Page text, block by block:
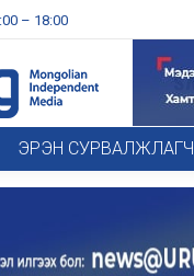
– 18:00
ЭРЭН СУРВАЛЖЛАГЧ